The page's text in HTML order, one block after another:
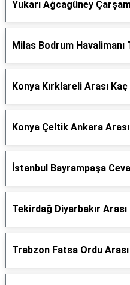
Yukarı Ağcagüney
Milas Bodrum
Konya Kırklareli Arası Kaç
Konya Çeltik Ankara
İstanbul Bayrampaşa
Tekirdağ Diyarbakır Arası
Trabzon Fatsa Ordu